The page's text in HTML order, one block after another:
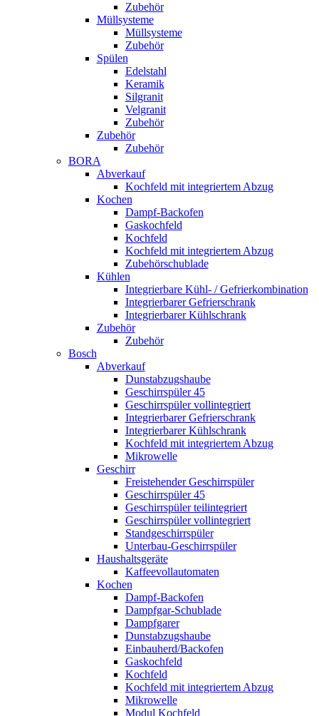
Zubehör
Müllsysteme
Müllsysteme
Zubehör
Spülen
Edelstahl
Keramik
Silgranit
Velgranit
Zubehör
Zubehör
Zubehör
BORA
Abverkauf
Kochfeld mit integriertem Abzug
Kochen
Dampf-Backofen
Gaskochfeld
Kochfeld
Kochfeld mit integriertem Abzug
Zubehörschublade
Kühlen
Integrierbare Kühl- / Gefrierkombination
Integrierbarer Gefrierschrank
Integrierbarer Kühlschrank
Zubehör
Zubehör
Bosch
Abverkauf
Dunstabzugshaube
Geschirrspüler 45
Geschirrspüler vollintegriert
Integrierbarer Gefrierschrank
Integrierbarer Kühlschrank
Kochfeld mit integriertem Abzug
Mikrowelle
Geschirr
Freistehender Geschirrspüler
Geschirrspüler 45
Geschirrspüler teilintegriert
Geschirrspüler vollintegriert
Standgeschirrspüler
Unterbau-Geschirrspüler
Haushaltsgeräte
Kaffeevollautomaten
Kochen
Dampf-Backofen
Dampfgar-Schublade
Dampfgarer
Dunstabzugshaube
Einbauherd/Backofen
Gaskochfeld
Kochfeld
Kochfeld mit integriertem Abzug
Mikrowelle
Modul Kochfeld